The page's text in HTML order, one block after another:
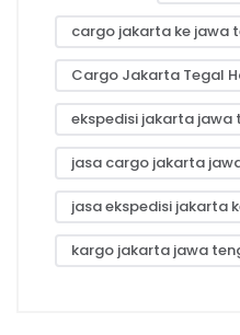
cargo jakarta ke jawa
Cargo Jakarta Tegal
ekspedisi jakarta jawa
jasa cargo jakarta
jasa ekspedisi jakarta
kargo jakarta jawa